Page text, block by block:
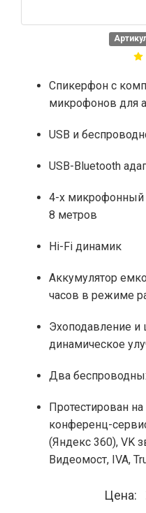
Спикерфон с
микрофонов для
USB и
USB-Bluetooth
4-х микрофонный
8 метров
Hi-Fi динамик
Аккумулятор
часов в режиме
Эхоподавление
динамическое
Два
Протестирован
конференц-
(Яндекс 360), VK
Видеомост, IVA,
Цена: